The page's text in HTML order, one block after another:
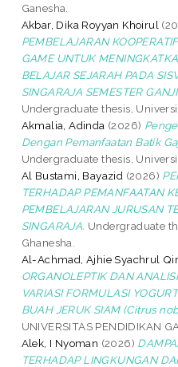
Ganesha.
Akbar, Dika Royyan Khoirul
PEMBELAJARAN
GAME UNTUK
BELAJAR SEJARAH PADA
SINGARAJA SEMESTER
Undergraduate thesis,
Akmalia, Adinda (2026)
Dengan Pemanfaatan Batik
Undergraduate thesis,
Al Bustami, Bayazid (2026)
TERHADAP PEMANFAATAN
PEMBELAJARAN JURUSAN
SINGARAJA. Undergraduate
Ghanesha.
Al-Achmad, Ajhie Syachrul
ORGANOLEPTIK DAN
VARIASI FORMULASI
BUAH JERUK SIAM (Citrus
UNIVERSITAS PENDIDIKAN
Alek, I Nyoman (2026)
TERHADAP LINGKUNGAN